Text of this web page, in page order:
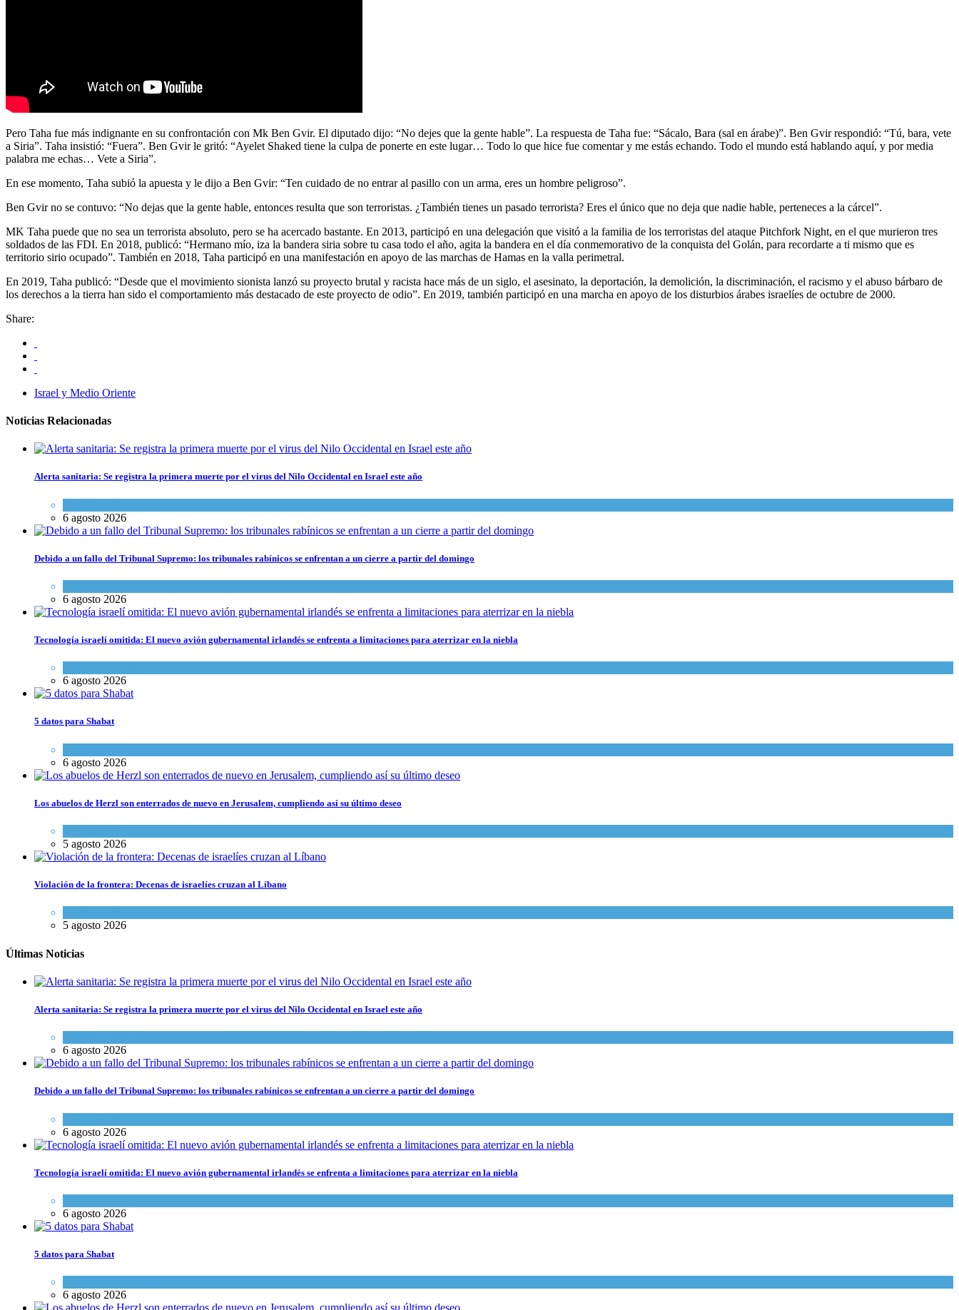
Pero Taha fue más indignante en su confrontación con Mk Ben Gvir. El diputado dijo: “No dejes que la gente hable”. La respuesta de Taha fue: “Sácalo, Bara (sal en árabe)”. Ben Gvir respondió: “Tú, bara, vete
a Siria”. Taha insistió: “Fuera”. Ben Gvir le gritó: “Ayelet Shaked tiene la culpa de ponerte en este lugar… Todo lo que hice fue comentar y me estás echando. Todo el mundo está hablando aquí, y por media
palabra me echas… Vete a Siria”.
En ese momento, Taha subió la apuesta y le dijo a Ben Gvir: “Ten cuidado de no entrar al pasillo con un arma, eres un hombre peligroso”.
Ben Gvir no se contuvo: “No dejas que la gente hable, entonces resulta que son terroristas. ¿También tienes un pasado terrorista? Eres el único que no deja que nadie hable, perteneces a la cárcel”.
MK Taha puede que no sea un terrorista absoluto, pero se ha acercado bastante. En 2013, participó en una delegación que visitó a la familia de los terroristas del ataque Pitchfork Night, en el que murieron tres
soldados de las FDI. En 2018, publicó: “Hermano mío, iza la bandera siria sobre tu casa todo el año, agita la bandera en el día conmemorativo de la conquista del Golán, para recordarte a ti mismo que es
territorio sirio ocupado”. También en 2018, Taha participó en una manifestación en apoyo de las marchas de Hamas en la valla perimetral.
En 2019, Taha publicó: “Desde que el movimiento sionista lanzó su proyecto brutal y racista hace más de un siglo, el asesinato, la deportación, la demolición, la discriminación, el racismo y el abuso bárbaro de
los derechos a la tierra han sido el comportamiento más destacado de este proyecto de odio”. En 2019, también participó en una marcha en apoyo de los disturbios árabes israelíes de octubre de 2000.
Share:
Israel y Medio Oriente
Noticias Relacionadas
Alerta sanitaria: Se registra la primera muerte por el virus del Nilo Occidental en Israel este año
6 agosto 2026
Debido a un fallo del Tribunal Supremo: los tribunales rabínicos se enfrentan a un cierre a partir del domingo
6 agosto 2026
Tecnología israelí omitida: El nuevo avión gubernamental irlandés se enfrenta a limitaciones para aterrizar en la niebla
6 agosto 2026
5 datos para Shabat
6 agosto 2026
Los abuelos de Herzl son enterrados de nuevo en Jerusalem, cumpliendo así su último deseo
5 agosto 2026
Violación de la frontera: Decenas de israelíes cruzan al Líbano
5 agosto 2026
Últimas Noticias
Alerta sanitaria: Se registra la primera muerte por el virus del Nilo Occidental en Israel este año
6 agosto 2026
Debido a un fallo del Tribunal Supremo: los tribunales rabínicos se enfrentan a un cierre a partir del domingo
6 agosto 2026
Tecnología israelí omitida: El nuevo avión gubernamental irlandés se enfrenta a limitaciones para aterrizar en la niebla
6 agosto 2026
5 datos para Shabat
6 agosto 2026